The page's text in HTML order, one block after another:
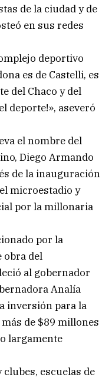
de la ciudad y de
en sus redes
deportivo
es de Castelli, es
del Chaco y del
deporte!», aseveró
el nombre del
Diego Armando
de la inauguración
microestadio y
por la millonaria
por la
obra del
al gobernador
Analía
inversión para la
de $89 millones
largamente
escuelas de